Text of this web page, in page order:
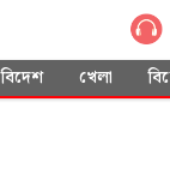
বিদেশ খেলা